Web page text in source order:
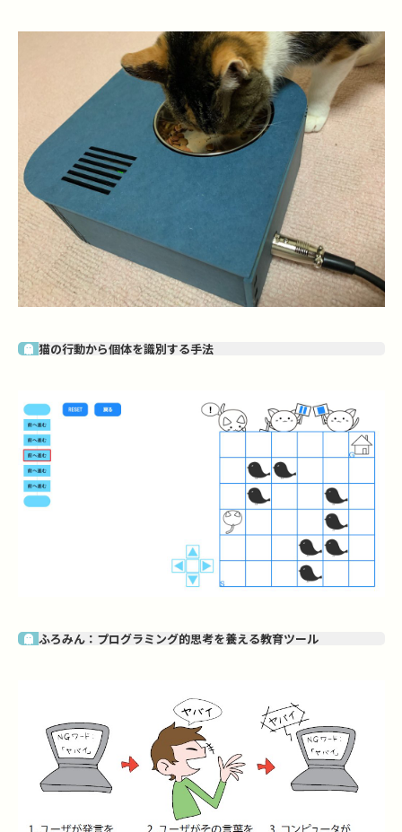
猫の行動から個体を識別する手法
ふろみん：プログラミング的思考を養える教育ツール